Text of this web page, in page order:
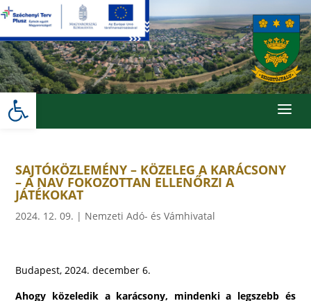
Skip
to
content
Eszköztár megnyitása a
SAJTÓKÖZLEMÉNY – KÖZELEG A KARÁCSONY
– A NAV FOKOZOTTAN ELLENŐRZI A
JÁTÉKOKAT
2024. 12. 09. | Nemzeti Adó- és Vámhivatal
Budapest, 2024. december 6.
Ahogy közeledik a karácsony, mindenki a legszebb és